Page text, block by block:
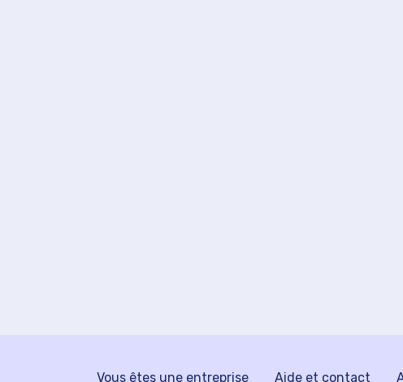
Vous êtes une entreprise Aide et contact